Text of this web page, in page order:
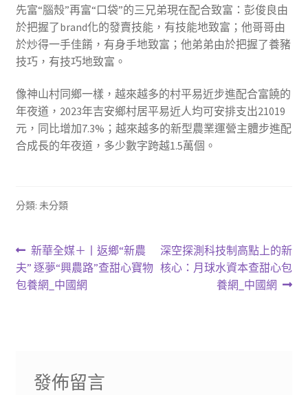
先富“腦殼”再富“口袋”的三兄弟現在配合致富：彭俊良由
於把握了brand化的發賣技能，有技能地致富；他哥哥由
於炒得一手佳餚，有身手地致富；他弟弟由於把握了養豬
技巧，有技巧地致富。
像神山村同鄉一樣，越來越多的村平易近步進配合富饒的
年夜道，2023年吉安鄉村居平易近人均可安排支出21019
元，同比增加7.3%；越來越多的新型農業運營主體步進配
合成長的年夜道，多少數字跨越1.5萬個。
分類: 未分類
文
章
上
一
篇
新華全媒＋丨返鄉“新農
夫” 逐夢“興農路”查甜心寶物
包養網_中國網
下
一
深空探測科技制高點上的新
核心：月球水資本查甜心包
養網_中國網
發佈留言